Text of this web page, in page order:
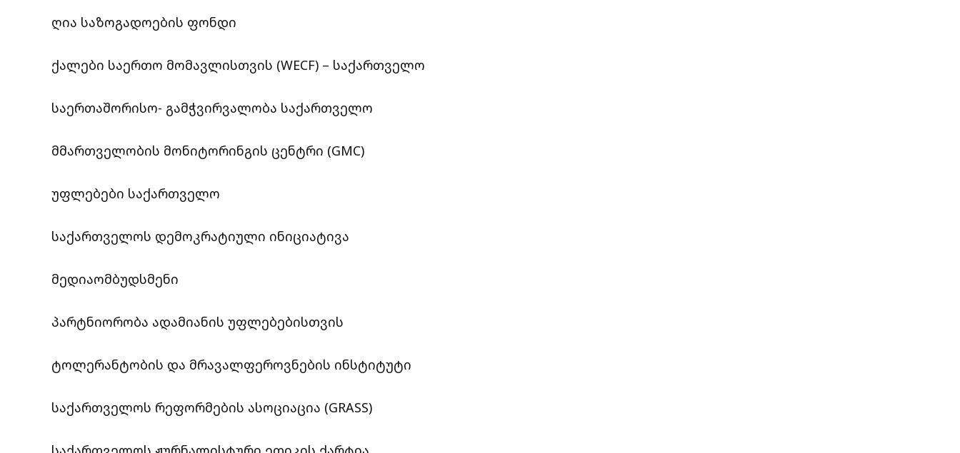
ღია საზოგადოების ფონდი
ქალები საერთო მომავლისთვის (WECF) – საქართველო
საერთაშორისო- გამჭვირვალობა საქართველო
მმართველობის მონიტორინგის ცენტრი (GMC)
უფლებები საქართველო
საქართველოს დემოკრატიული ინიციატივა
მედიაომბუდსმენი
პარტნიორობა ადამიანის უფლებებისთვის
ტოლერანტობის და მრავალფეროვნების ინსტიტუტი
საქართველოს რეფორმების ასოციაცია (GRASS)